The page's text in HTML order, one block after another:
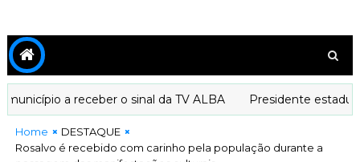
a receber o sinal da TV ALBA Presidente estadual do
Home
DESTAQUE
Rosalvo é recebido com carinho pela população durante a